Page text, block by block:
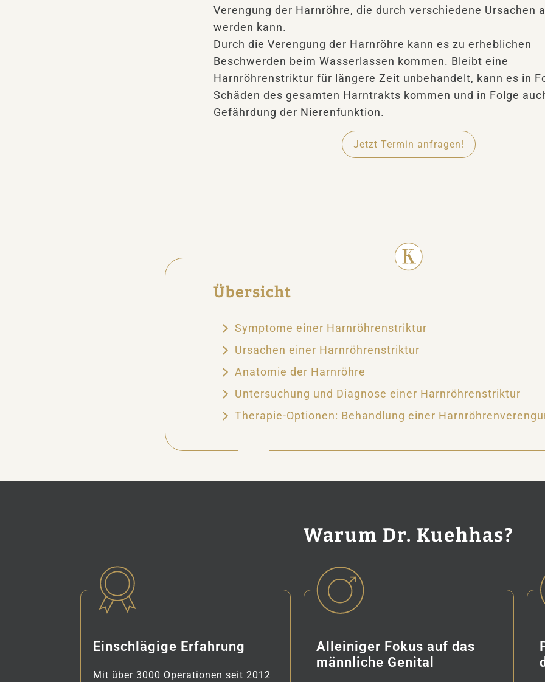
Verengung der Harnröhre, die durch verschiedene Ursachen
werden kann.
Durch die Verengung der Harnröhre kann es zu erheblichen
Beschwerden beim Wasserlassen kommen. Bleibt eine
Harnröhrenstriktur für längere Zeit unbehandelt, kann es in
Schäden des gesamten Harntrakts kommen und in Folge
Gefährdung der Nierenfunktion.
Jetzt Termin anfragen!
Übersicht
Symptome einer Harnröhrenstriktur
Ursachen einer Harnröhrenstriktur
Anatomie der Harnröhre
Untersuchung und Diagnose einer Harnröhrenstriktur
Therapie-Optionen: Behandlung einer
Warum Dr. Kuehhas?
Einschlägige Erfahrung
Mit über 3000 Operationen seit 2012
Alleiniger Fokus auf das
männliche Genital